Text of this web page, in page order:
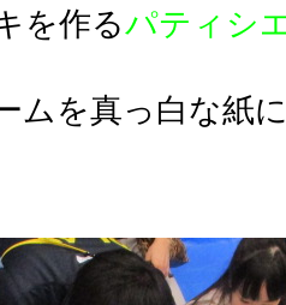
を作るパティシ
ムを真っ白な紙